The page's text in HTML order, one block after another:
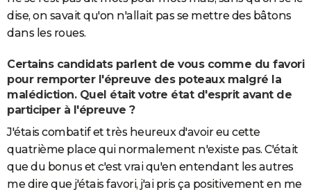
dise, on savait qu'on n'allait pas se mettre des bâtons
dans les roues.
Certains candidats parlent de vous comme du favori
pour remporter l'épreuve des poteaux malgré la
malédiction. Quel était votre état d'esprit avant de
participer à l'épreuve ?
J'étais combatif et très heureux d'avoir eu cette
quatrième place qui normalement n'existe pas. C'était
que du bonus et c'est vrai qu'en entendant les autres
me dire que j'étais favori, j'ai pris ça positivement en me